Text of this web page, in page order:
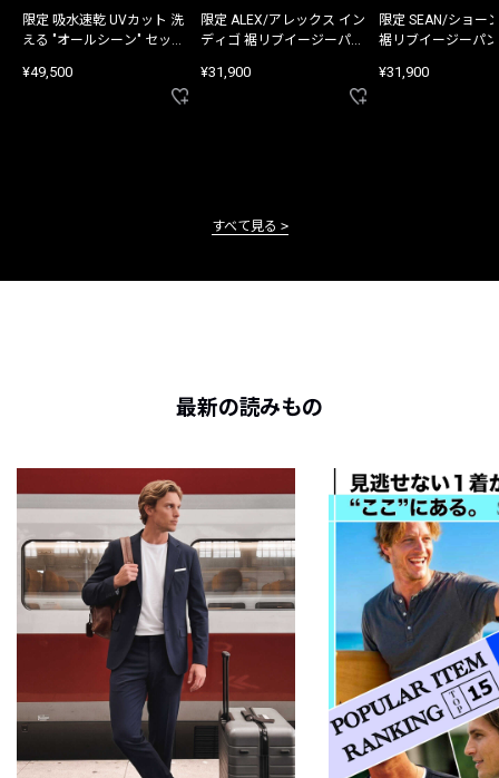
限定 吸水速乾 UVカット 洗
える "オールシーン" セット
¥49,500
限定 ALEX/アレックス イン
ディゴ 裾リブイージーパン
¥31,900
限定 SEAN/ショー
裾リブイージーパ
¥31,900
すべて見る
最新の読みもの